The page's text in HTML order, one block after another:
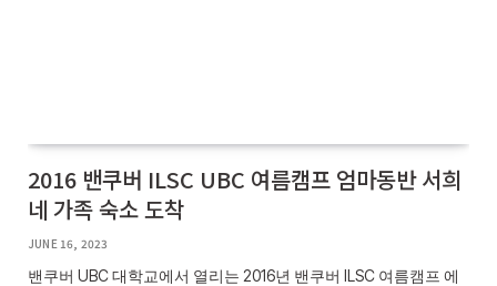
2016 밴쿠버 ILSC UBC 여름캠프 엄마동반 서희
네 가족 숙소 도착
JUNE 16, 2023
밴쿠버 UBC 대학교에서 열리는 2016년 밴쿠버 ILSC 여름캠프 에